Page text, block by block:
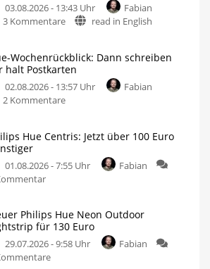
03.08.2026 - 13:43 Uhr
Fabian
3 Kommentare
read in English
Wochenrückblick: Dann schreiben
halt Postkarten
02.08.2026 - 13:57 Uhr
Fabian
2 Kommentare
Hue Centris: Jetzt über 100 Euro
01.08.2026 - 7:55 Uhr
Fabian
Philips Hue Neon Outdoor
für 130 Euro
29.07.2026 - 9:58 Uhr
Fabian